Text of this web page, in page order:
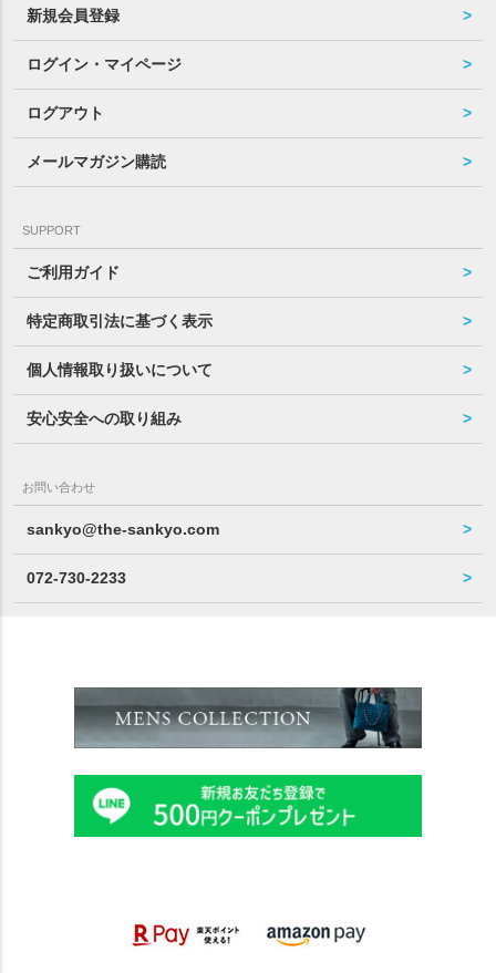
新規会員登録
ログイン・マイページ
ログアウト
メールマガジン購読
SUPPORT
ご利用ガイド
特定商取引法に基づく表示
個人情報取り扱いについて
安心安全への取り組み
お問い合わせ
sankyo@the-sankyo.com
072-730-2233